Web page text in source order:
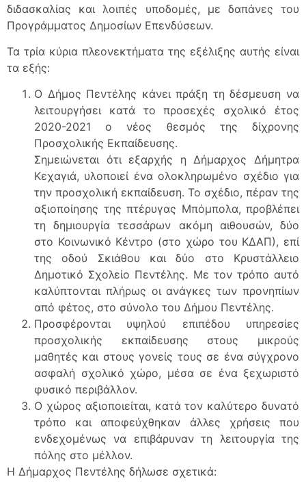
διδασκαλίας και λοιπές υποδομές, με δαπάνες του
Προγράμματος Δημοσίων Επενδύσεων.
Τα τρία κύρια πλεονεκτήματα της εξέλιξης αυτής είναι
τα εξής:
Ο Δήμος Πεντέλης κάνει πράξη τη δέσμευση να
λειτουργήσει κατά το προσεχές σχολικό έτος
2020-2021 ο νέος θεσμός της δίχρονης
Προσχολικής Εκπαίδευσης.
Σημειώνεται ότι εξαρχής η Δήμαρχος Δήμητρα
Κεχαγιά, υλοποιεί ένα ολοκληρωμένο σχέδιο για
την προσχολική εκπαίδευση. Το σχέδιο, πέραν της
αξιοποίησης της πτέρυγας Μπόμπολα, προβλέπει
τη δημιουργία τεσσάρων ακόμη αιθουσών, δύο
στο Κοινωνικό Κέντρο (στο χώρο του ΚΔΑΠ), επί
της οδού Σκιάθου και δύο στο Κρυστάλλειο
Δημοτικό Σχολείο Πεντέλης. Με τον τρόπο αυτό
καλύπτονται πλήρως οι ανάγκες των προνηπίων
από φέτος, στο σύνολο του Δήμου Πεντέλης.
Προσφέρονται υψηλού επιπέδου υπηρεσίες
προσχολικής εκπαίδευσης στους μικρούς
μαθητές και στους γονείς τους σε ένα σύγχρονο
ασφαλή σχολικό χώρο, μέσα σε ένα ξεχωριστό
φυσικό περιβάλλον.
Ο χώρος αξιοποιείται, κατά τον καλύτερο δυνατό
τρόπο και αποφεύχθηκαν άλλες χρήσεις που
ενδεχομένως να επιβάρυναν τη λειτουργία της
πόλης στο μέλλον.
Η Δήμαρχος Πεντέλης δήλωσε σχετικά: